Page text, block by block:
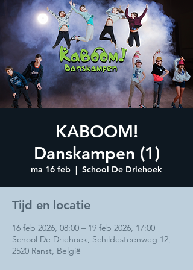
KABOOM!
Danskampen (1)
ma 16 feb
  |
School De Driehoek
Tijd en locatie
16 feb 2026, 08:00 – 19 feb 2026, 17:00
School De Driehoek, Schildesteenweg 12,
2520 Ranst, België